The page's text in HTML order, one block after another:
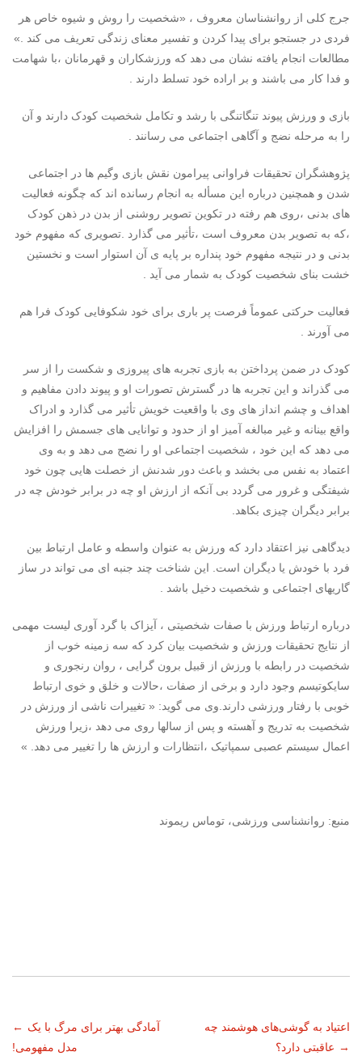
جرج کلی از روانشناسان معروف ، «شخصیت را روش و شیوه خاص هر
فردی در جستجو برای پیدا کردن و تفسیر معنای زندگی تعریف می کند .»
مطالعات انجام یافته نشان می دهد که ورزشکاران و قهرمانان ،با شهامت
و فدا کار می باشند و بر اراده خود تسلط دارند .
بازی و ورزش پیوند تنگاتنگی با رشد و تکامل شخصیت کودک دارند و آن
را به مرحله نضج و آگاهی اجتماعی می رسانند .
پژوهشگران تحقیقات فراوانی پیرامون نقش بازی وگیم ها در اجتماعی
شدن و همچنین درباره این مسأله به انجام رسانده اند که چگونه فعالیت
های بدنی ،روی هم رفته در تکوین تصویر روشنی از بدن در ذهن کودک
،که به تصویر بدن معروف است ،تأثیر می گذارد .تصویری که مفهوم خود
بدنی و در نتیجه مفهوم خود پنداره بر پایه ی آن استوار است و نخستین
خشت بنای شخصیت کودک به شمار می آید .
فعالیت حرکتی عموماً فرصت پر باری برای خود شکوفایی کودک فرا هم
می آورند .
کودک در ضمن پرداختن به بازی تجربه های پیروزی و شکست را از سر
می گذراند و این تجربه ها در گسترش تصورات او و پیوند دادن مفاهیم و
اهداف و چشم انداز های وی با واقعیت خویش تأثیر می گذارد و ادراک
واقع بینانه و غیر مبالغه آمیز او از حدود و توانایی های جسمش را افزایش
می دهد که این خود ، شخصیت اجتماعی او را نضج می دهد و به وی
اعتماد به نفس می بخشد و باعث دور شدنش از خصلت هایی چون خود
شیفتگی و غرور می گردد بی آنکه از ارزش او چه در برابر خودش چه در
برابر دیگران چیزی بکاهد.
دیدگاهی نیز اعتقاد دارد که ورزش به عنوان واسطه و عامل ارتباط بین
فرد با خودش یا دیگران است. این شناخت چند جنبه ای می تواند در ساز
گاریهای اجتماعی و شخصیت دخیل باشد .
درباره ارتباط ورزش با صفات شخصیتی ، آیزاک با گرد آوری لیست مهمی
از نتایج تحقیقات ورزش و شخصیت بیان کرد که سه زمینه خوب از
شخصیت در رابطه با ورزش از قبیل برون گرایی ، روان رنجوری و
سایکوتیسم وجود دارد و برخی از صفات ،حالات و خلق و خوی ارتباط
خوبی با رفتار ورزشی دارند.وی می گوید: « تغییرات ناشی از ورزش در
شخصیت به تدریج و آهسته و پس از سالها روی می دهد ،زیرا ورزش
اعمال سیستم عصبی سمپاتیک ،انتظارات و ارزش ها را تغییر می دهد. »
منبع: روانشناسی ورزشی، توماس ریموند
ناوبری
← آمادگی بهتر برای مرگ با یک
مدل مفهومی!
اعتیاد به گوشی‌های هوشمند چه
عاقبتی دارد؟ →